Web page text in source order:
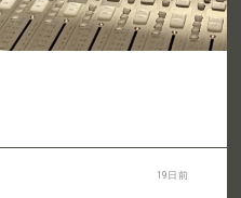
19日前